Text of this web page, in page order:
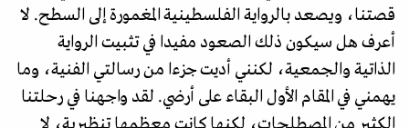
قصتنا، ويصعد بالرواية الفلسطينية المغمورة إلى السطح. لا
أعرف هل سيكون ذلك الصعود مفيدا في تثبيت الرواية
الذاتية والجمعية، لكنني أديت جزءا من رسالتي الفنية، وما
يهمني في المقام الأول البقاء على أرضي. لقد واجهنا في رحلتنا